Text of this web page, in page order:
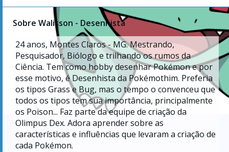
Sobre Walisson - Desenhista
24anos, Montes Claros - MG. Mestrando,
Pesquisador, Biólogo e trilhando os rumos da
Ciência. Tem como hobby desenhar Pokémon e por
esse motivo, é Desenhista da Pokémothim. Preferia
os tipos Grass e Bug, mas o tempo o convenceu que
todos os tipos tem sua importância, principalmente
os Poison... Faz parte da equipe de criação da
Olimpus Dex. Adora aprender sobre as
características e influências que levaram a criação de
cada Pokémon.